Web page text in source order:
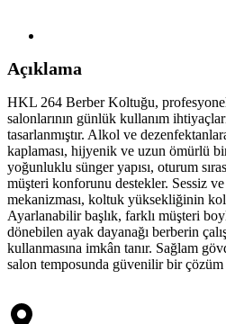
Açıklama
HKL 264 Berber Koltuğu,
salonlarının günlük kullanım
tasarlanmıştır. Alkol ve
kaplaması, hijyenik ve uzun ömürlü
yoğunluklu sünger yapısı, oturum
müşteri konforunu destekler. Sessiz
mekanizması, koltuk yüksekliğinin
Ayarlanabilir başlık, farklı müşteri
dönebilen ayak dayanağı berberin
kullanmasına imkân tanır. Sağlam
salon temposunda güvenilir bir çözüm